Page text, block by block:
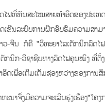
ຟທີ່ທັນສະໄໝສາຍທຳອິດຂອງປະເທ
ເຂີນລະບົບການຝຶກອົບຮົມຄວາມສາ
ວ-ຈີນ ກໍຄື "ວິທະຍາໄລເຕັກນິກລົດ
ຕັກນິກ-ວິຊາຊີບທາງລົດໄຟຄຸນໝິງ ທີ່
ດເພື່ອເຕີມເຕັມຊ່ອງຫວ່າງຂອງການ
ນາຈຶ່ງມີຄວາມຈະເລີນຮຸ່ງເຮືອງ"ໂຄ